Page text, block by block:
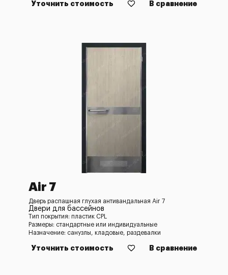
Уточнить стоимость В сравнение
Air 7
Дверь распашная глухая антивандальная Air 7
Двери для бассейнов
Тип покрытия: пластик CPL
Размеры: стандартные или индивидуальные
Назначение: санузлы, кладовые, раздевалки
Уточнить стоимость В сравнение